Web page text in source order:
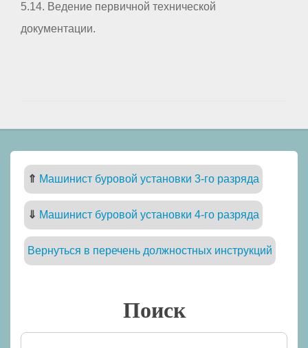
5.14. Ведение первичной технической
документации.
⇑ Машинист буровой установки 3-го разряда
⇓ Машинист буровой установки 4-го разряда
Вернуться в перечень должностных инструкций
Поиск